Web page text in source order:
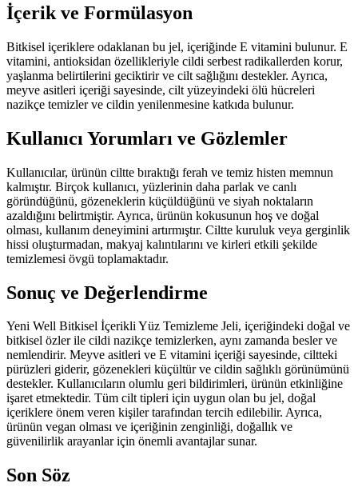
İçerik ve Formülasyon
Bitkisel içeriklere odaklanan bu jel, içeriğinde E vitamini bulunur. E
vitamini, antioksidan özellikleriyle cildi serbest radikallerden korur,
yaşlanma belirtilerini geciktirir ve cilt sağlığını destekler. Ayrıca,
meyve asitleri içeriği sayesinde, cilt yüzeyindeki ölü hücreleri
nazikçe temizler ve cildin yenilenmesine katkıda bulunur.
Kullanıcı Yorumları ve Gözlemler
Kullanıcılar, ürünün ciltte bıraktığı ferah ve temiz histen memnun
kalmıştır. Birçok kullanıcı, yüzlerinin daha parlak ve canlı
göründüğünü, gözeneklerin küçüldüğünü ve siyah noktaların
azaldığını belirtmiştir. Ayrıca, ürünün kokusunun hoş ve doğal
olması, kullanım deneyimini artırmıştır. Ciltte kuruluk veya gerginlik
hissi oluşturmadan, makyaj kalıntılarını ve kirleri etkili şekilde
temizlemesi övgü toplamaktadır.
Sonuç ve Değerlendirme
Yeni Well Bitkisel İçerikli Yüz Temizleme Jeli, içeriğindeki doğal ve
bitkisel özler ile cildi nazikçe temizlerken, aynı zamanda besler ve
nemlendirir. Meyve asitleri ve E vitamini içeriği sayesinde, ciltteki
pürüzleri giderir, gözenekleri küçültür ve cildin sağlıklı görünümünü
destekler. Kullanıcıların olumlu geri bildirimleri, ürünün etkinliğine
işaret etmektedir. Tüm cilt tipleri için uygun olan bu jel, doğal
içeriklere önem veren kişiler tarafından tercih edilebilir. Ayrıca,
ürünün vegan olması ve içeriğinin zenginliği, doğallık ve
güvenilirlik arayanlar için önemli avantajlar sunar.
Son Söz